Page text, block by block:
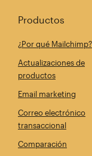
Productos
¿Por qué Mailchimp?
Actualizaciones de
productos
Email marketing
Correo electrónico
transaccional
Comparación